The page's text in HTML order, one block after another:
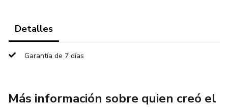
Detalles
Garantía de 7 días
Más información sobre quien creó el